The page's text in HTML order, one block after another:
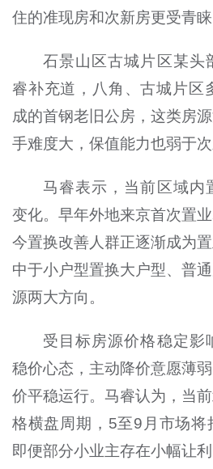
住的准现房和次新房更受青睐
石景山区古城片区某头
睿补充道，八角、古城片区
成的首钢老旧公房，这类房
手难度大，保值能力也弱于次
马睿表示，当前区域内
变化。早年外地来京首次置
今置换改善人群正逐渐成为
中于小户型置换大户型、普
源两大方向。
受目标房源价格稳定影
稳价心态，主动降价意愿薄
价平稳运行。马睿认为，当
格横盘周期，5至9月市场将
即便部分小业主存在小幅让